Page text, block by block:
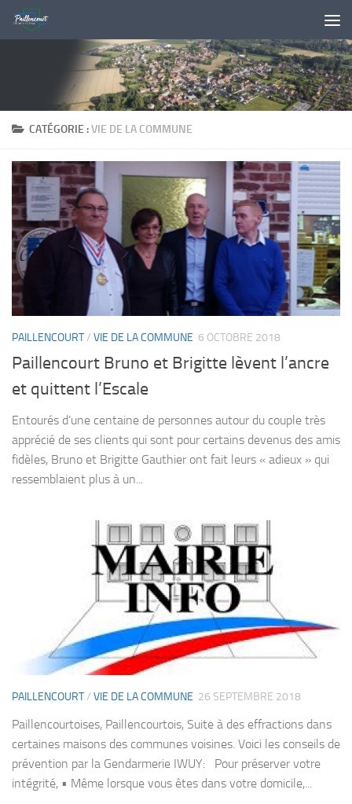
Skip to content
CATÉGORIE :VIE DE LA COMMUNE
PAILLENCOURT/ VIE DE LA COMMUNE 6 OCTOBRE 2018
Paillencourt Bruno et Brigitte lèvent l’ancre
et quittent l’Escale
Entourés d’une centaine de personnes autour du couple très
apprécié de ses clients qui sont pour certains devenus des amis
fidèles, Bruno et Brigitte Gauthier ont fait leurs « adieux » qui
ressemblaient plus à un...
PAILLENCOURT/ VIE DE LA COMMUNE 26 SEPTEMBRE 2018
Paillencourtoises, Paillencourtois, Suite à des effractions dans
certaines maisons des communes voisines. Voici les conseils de
prévention par la Gendarmerie IWUY: Pour préserver votre
intégrité, • Même lorsque vous êtes dans votre domicile,...